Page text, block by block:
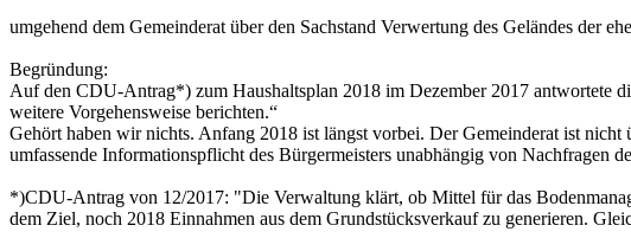
umgehend dem Gemeinderat über den Sachstand Verwertung des Geländes der
Begründung:
Auf den CDU-Antrag*) zum Haushaltsplan 2018 im Dezember 2017 antwortete
weitere Vorgehensweise berichten.“
Gehört haben wir nichts. Anfang 2018 ist längst vorbei. Der Gemeinderat ist
umfassende Informationspflicht des Bürgermeisters unabhängig von Nachfragen
*)CDU-Antrag von 12/2017: "Die Verwaltung klärt, ob Mittel für das
dem Ziel, noch 2018 Einnahmen aus dem Grundstücksverkauf zu generieren.